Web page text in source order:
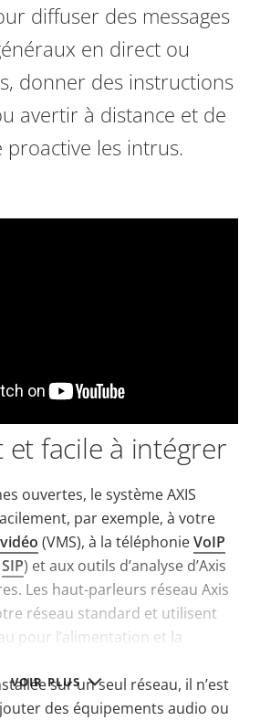
VOIR PLUS
diffuser des messages
en direct ou
donner des instructions
avertir à distance et de
proactive les intrus.
et facile à intégrer
ouvertes, le système AXIS
par exemple, à votre
(VMS), à la téléphonieVoIP
SIP) et aux outils d’analyse d’Axis
Les haut-parleurs réseau Axis
réseau standard et utilisent
pour l’alimentation et la
sur un seul réseau, il n’est
des équipements audio ou